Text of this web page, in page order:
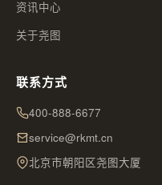
资讯中心
关于尧图
联系方式
400-888-6677
service@rkmt.cn
北京市朝阳区尧图大厦